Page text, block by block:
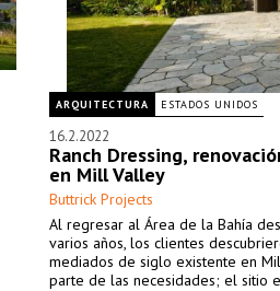
ARQUITECTURA ESTADOS UNIDOS
16.2.2022
Ranch Dressing,
en Mill Valley
Buttrick Projects
Al regresar al Área de la Bahía
varios años, los clientes
mediados de siglo existente en
parte de las necesidades; el sitio